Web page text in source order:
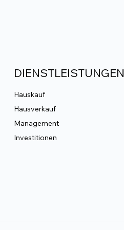
Hauskauf
Hausverkauf
Management
Investitionen
DIENSTLEISTUNGEN